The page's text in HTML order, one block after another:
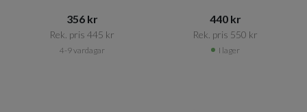
356 kr​​
Rek. pris 445 kr​​
4-9 vardagar
440 kr​​
Rek. pris 550 kr​​
I lager